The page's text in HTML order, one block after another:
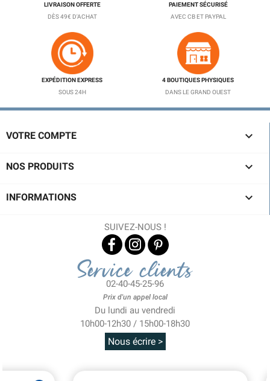
LIVRAISON OFFERTE
DÈS 49€ D'ACHAT
PAIEMENT SÉCURISÉ
AVEC CB ET PAYPAL
EXPÉDITION EXPRESS
SOUS 24H
4 BOUTIQUES PHYSIQUES
DANS LE GRAND OUEST
VOTRE COMPTE 
NOS PRODUITS 
INFORMATIONS 
SUIVEZ-NOUS !
Service clients
02-40-45-25-96
Prix d'un appel local
Du lundi au vendredi
10h00-12h30 / 15h00-18h30
Nous écrire >